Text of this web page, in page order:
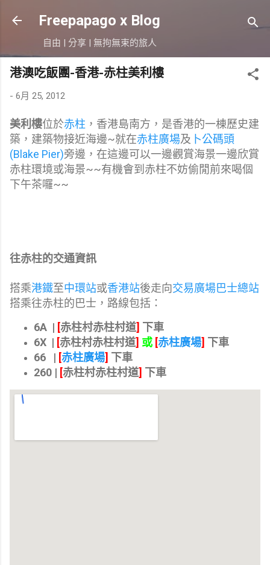
跳到主要內容
Freepapago x Blog
自由 | 分享 | 無拘無束的旅人
港澳吃飯團-香港-赤柱美利樓
- 6月 25, 2012
美利樓位於赤柱 ，香港島南方，是香港的一棟歷史建
築，建築物接近海邊~就在赤柱廣場及 卜公碼頭
(Blake Pier)旁邊，在這邊可以一邊觀賞海景一邊欣賞
赤柱環境或海景~~有機會到赤柱不妨偷閒前來喝個
下午茶囉~~
往赤柱的交通資訊
搭乘港鐵至中環站或香港站後走向交易廣場巴士總站
搭乘往赤柱的巴士，路線包括：
6A | [赤柱村赤柱村道] ‎ 下車
6X | [赤柱村赤柱村道] 或 [赤柱廣場] 下車
66 | [赤柱廣場] 下車
260 | [赤柱村赤柱村道] 下車